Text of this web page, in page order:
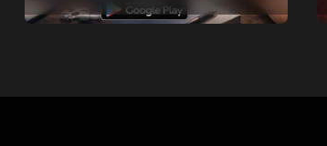
relacionamento para o